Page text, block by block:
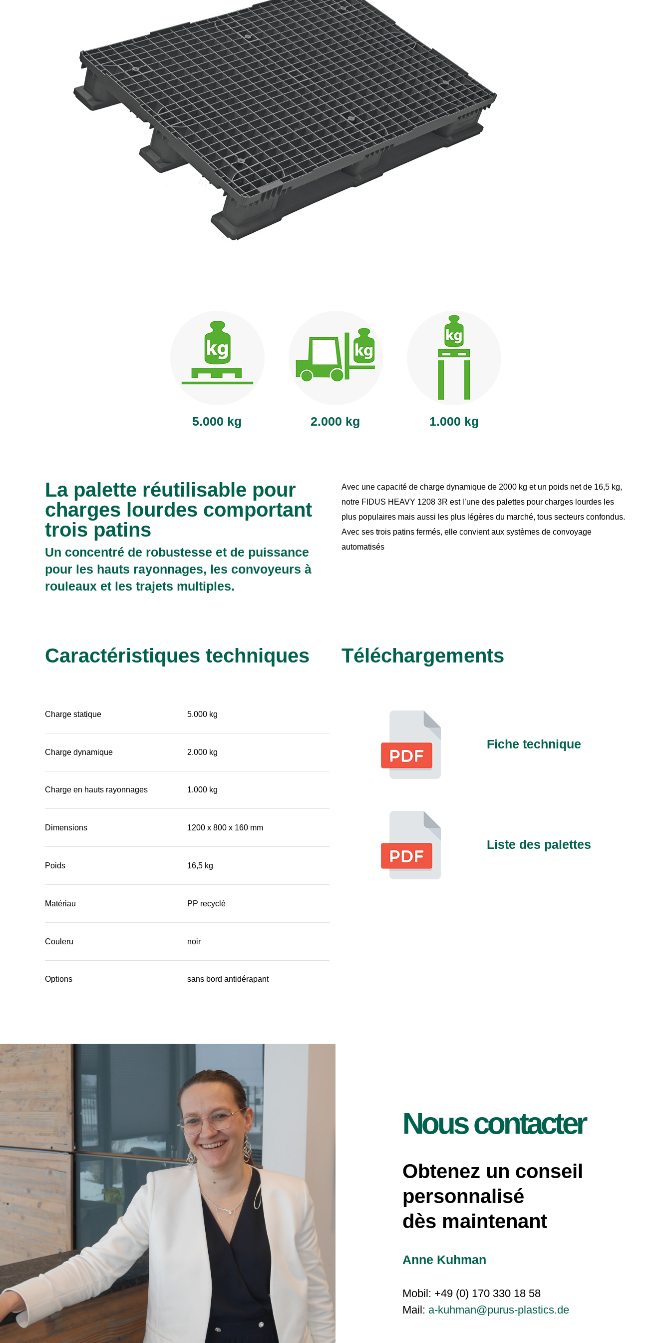
5.000 kg 2.000 kg 1.000 kg
La palette réutilisable pour
charges lourdes comportant
trois patins
Un concentré de robustesse et de puissance
pour les hauts rayonnages, les convoyeurs à
rouleaux et les trajets multiples.
Avec une capacité de charge dynamique de 2000 kg et un poids net de 16,5 kg,
notre FIDUS HEAVY 1208 3R est l’une des palettes pour charges lourdes les
plus populaires mais aussi les plus légères du marché, tous secteurs confondus.
Avec ses trois patins fermés, elle convient aux systèmes de convoyage
automatisés
Caractéristiques techniques
Charge statique 5.000 kg
Charge dynamique 2.000 kg
Charge en hauts rayonnages 1.000 kg
Dimensions 1200 x 800 x 160 mm
Poids 16,5 kg
Matériau PP recyclé
Couleru noir
Options sans bord antidérapant
Téléchargements
Fiche technique
Liste des palettes
Nous contacter
Obtenez un conseil
personnalisé
dès maintenant
Anne Kuhman
Mobil: +49 (0) 170 330 18 58
Mail: a-kuhman@purus-plastics.de